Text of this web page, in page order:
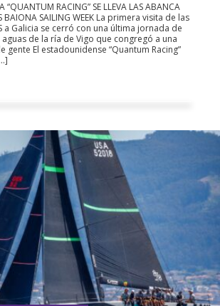
“QUANTUM RACING” SE LLEVA LAS ABANCA
BAIONA SAILING WEEK La primera visita de las
a Galicia se cerró con una última jornada de
de la ría de Vigo que congregó a una
gente El estadounidense “Quantum Racing”